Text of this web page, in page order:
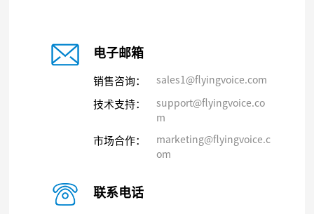
电子邮箱
销售咨询： sales1@flyingvoice.com
技术支持：
support@flyingvoice.co
m
市场合作：
marketing@flyingvoice.c
om
联系电话